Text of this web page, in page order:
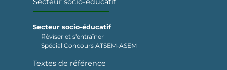
Secteur socio-éducatif
Réviser et s'entraîner
Spécial Concours ATSEM-ASEM
Textes de référence